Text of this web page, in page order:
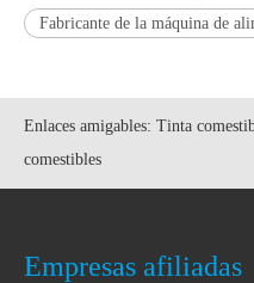
Fabricante de la máquina de
Enlaces amigables: Tinta
comestibles
Empresas afiliadas